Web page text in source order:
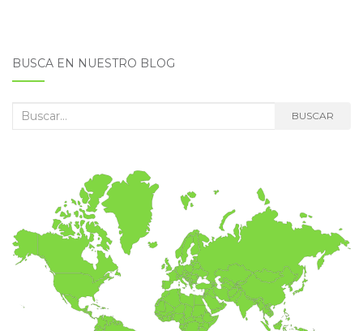
BUSCA EN NUESTRO BLOG
Buscar: BUSCAR